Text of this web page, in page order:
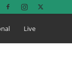
Live